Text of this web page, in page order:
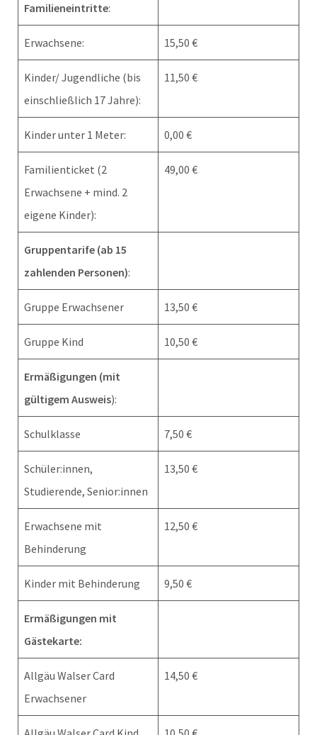
Familieneintritte:
Erwachsene: 15,50 €
Kinder/ Jugendliche (bis
einschließlich 17 Jahre):
11,50 €
Kinder unter 1 Meter: 0,00 €
Familienticket (2
Erwachsene + mind. 2
eigene Kinder):
49,00 €
Gruppentarife (ab 15
zahlenden Personen):
Gruppe Erwachsener 13,50 €
Gruppe Kind 10,50 €
Ermäßigungen (mit
gültigem Ausweis):
Schulklasse 7,50 €
Schüler:innen,
Studierende, Senior:innen
13,50 €
Erwachsene mit
Behinderung
12,50 €
Kinder mit Behinderung 9,50 €
Ermäßigungen mit
Gästekarte:
Allgäu Walser Card
Erwachsener
14,50 €